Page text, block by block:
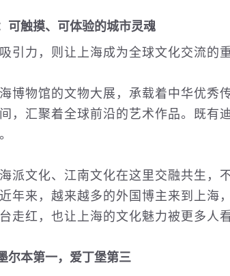
可触摸、可体验的城市灵魂
引力，则让上海成为全球文化交流的
博物馆的文物大展，承载着中华优秀
，汇聚着全球前沿的艺术作品。既有
派文化、江南文化在这里交融共生，
年来，越来越多的外国博主来到上海
走红，也让上海的文化魅力被更多人看
尔本第一，爱丁堡第三